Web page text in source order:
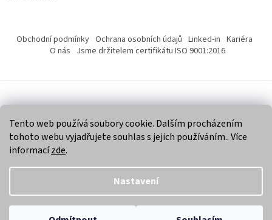
Tento web používá soubory cookie. Dalším procházením
tohoto webu vyjadřujete souhlas s jejich používáním.. Více
informacízde.
Nastavení
Obchodní podmínky Ochrana osobních údajů Linked-in Kariéra
O nás Jsme držitelem certifikátu ISO 9001:2016
Copyright 2026